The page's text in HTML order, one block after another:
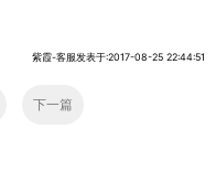
紫霞-客服发表于:2017-08-25 22:44:51
下一篇